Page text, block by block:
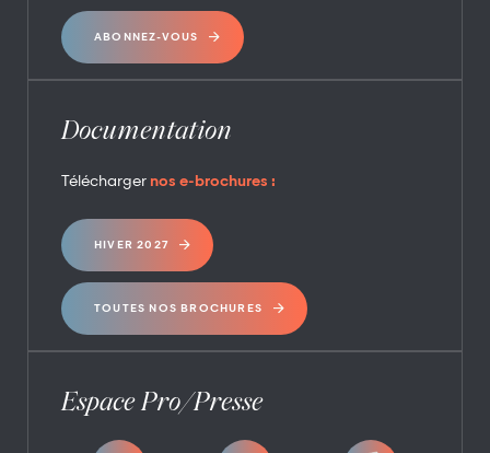
ABONNEZ-VOUS
Documentation
Télécharger nos e-brochures :
HIVER 2027
TOUTES NOS BROCHURES
Espace Pro/Presse